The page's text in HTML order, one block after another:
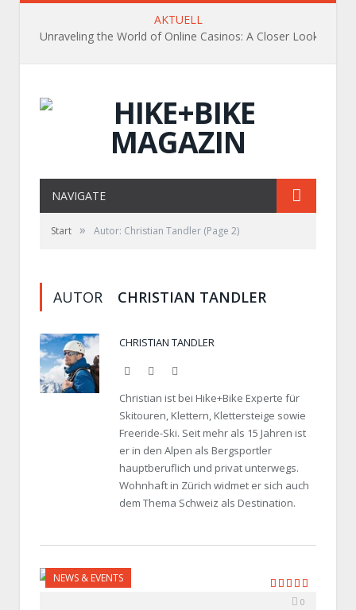
AKTUELL
Unraveling the World of Online Casinos: A Closer Look
NAVIGATE
Start » Autor: Christian Tandler (Page 2)
AUTOR CHRISTIAN TANDLER
CHRISTIAN TANDLER
WebsiteFacebook
Christian ist bei Hike+Bike Experte für
Skitouren, Klettern, Klettersteige sowie
Freeride-Ski. Seit mehr als 15 Jahren ist
er in den Alpen als Bergsportler
hauptberuflich und privat unterwegs.
Wohnhaft in Zürich widmet er sich auch
dem Thema Schweiz als Destination.
NEWS & EVENTS
0